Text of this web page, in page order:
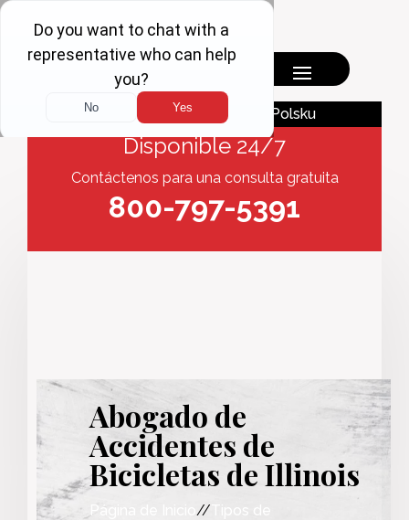
Polsku
English
Disponible 24/7
Contáctenos para una consulta gratuita
800-797-5391
Abogado de
Accidentes de
Bicicletas de Illinois
Página de Inicio// Tipos de